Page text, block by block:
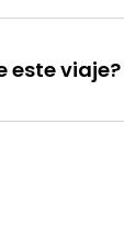
este viaje?